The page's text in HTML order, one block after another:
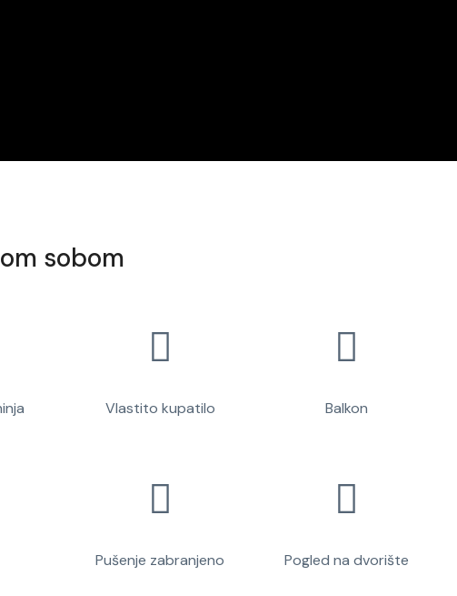
sobom
Vlastito kupatilo Balkon
Pušenje zabranjeno Pogled na dvorište